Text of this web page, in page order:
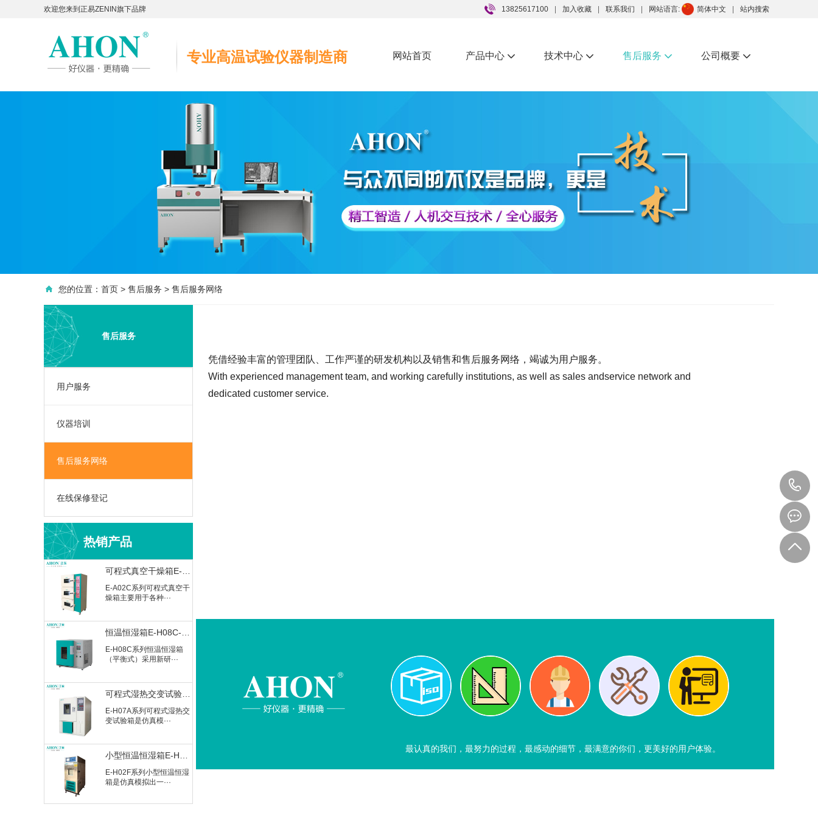
欢迎您来到正易ZENIN旗下品牌 13825617100 加入收藏 联系我们 网站语言: 简体中文 站内搜索
专业高温试验仪器制造商 网站首页 产品中心  技术中心  售后服务  公司概要 
您的位置： 首页 > 售后服务 > 售后服务网络
售后服务
用户服务
仪器培训
售后服务网络
在线保修登记
热销产品
M-Z04E系列可程式冷热冲
击试验箱是金属、···
E-A02C系列可程式真空干
燥箱主要用于各种···
E-H08C系列恒温恒湿箱
（平衡式）采用新研···
E-H07A系列可程式湿热交
变试验箱是仿真模···
E-H02F系列小型恒温恒湿
箱是仿真模拟出一···
凭借经验丰富的管理团队、工作严谨的研发机构以及销售和售后服务网络，竭诚为用户服务。
With experienced management team, and working carefully institutions, as well as sales andservice network and
dedicated customer service.
最认真的我们，最努力的过程，最感动的细节，最满意的你们，更美好的用户体验。